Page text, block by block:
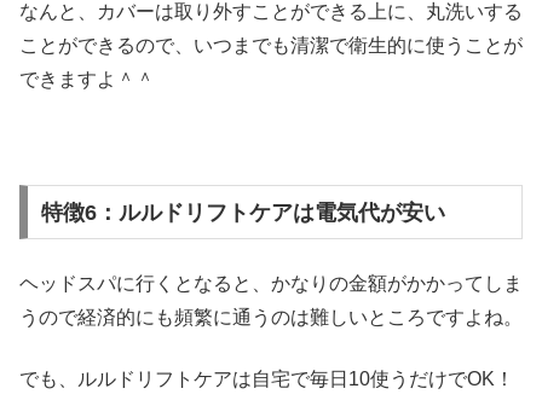
なんと、カバーは取り外すことができる上に、丸洗いする
ことができるので、いつまでも清潔で衛生的に使うことが
できますよ＾＾
特徴6：ルルドリフトケアは電気代が安い
ヘッドスパに行くとなると、かなりの金額がかかってしま
うので経済的にも頻繁に通うのは難しいところですよね。
でも、ルルドリフトケアは自宅で毎日10使うだけでOK！